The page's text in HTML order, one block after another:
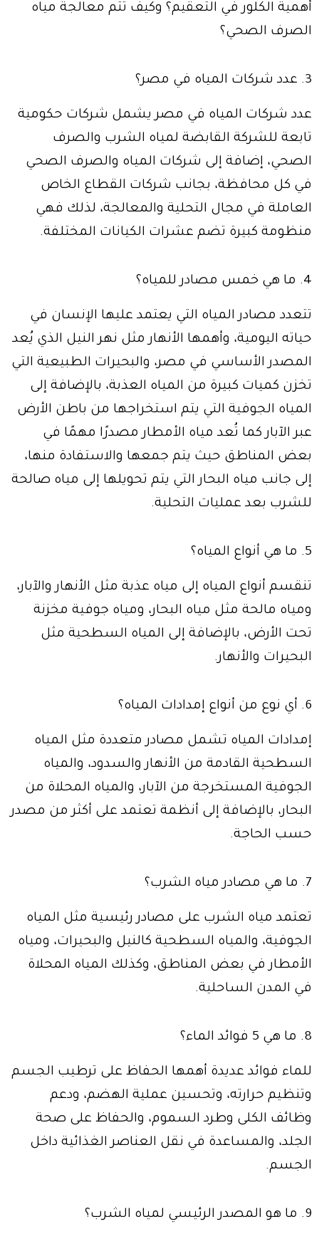
أهمية الكلور في التعقيم؟ وكيف تتم معالجة مياه
الصرف الصحي؟
3. عدد شركات المياه في مصر؟
عدد شركات المياه في مصر يشمل شركات حكومية
تابعة للشركة القابضة لمياه الشرب والصرف
الصحي، إضافة إلى شركات المياه والصرف الصحي
في كل محافظة، بجانب شركات القطاع الخاص
العاملة في مجال التحلية والمعالجة، لذلك فهي
منظومة كبيرة تضم عشرات الكيانات المختلفة.
4. ما هي خمس مصادر للمياه؟
تتعدد مصادر المياه التي يعتمد عليها الإنسان في
حياته اليومية، وأهمها الأنهار مثل نهر النيل الذي يُعد
المصدر الأساسي في مصر، والبحيرات الطبيعية التي
تخزن كميات كبيرة من المياه العذبة، بالإضافة إلى
المياه الجوفية التي يتم استخراجها من باطن الأرض
عبر الآبار كما تُعد مياه الأمطار مصدرًا مهمًا في
بعض المناطق حيث يتم جمعها والاستفادة منها،
إلى جانب مياه البحار التي يتم تحويلها إلى مياه صالحة
للشرب بعد عمليات التحلية.
5. ما هي أنواع المياه؟
تنقسم أنواع المياه إلى مياه عذبة مثل الأنهار والآبار،
ومياه مالحة مثل مياه البحار، ومياه جوفية مخزنة
تحت الأرض، بالإضافة إلى المياه السطحية مثل
البحيرات والأنهار.
6. أي نوع من أنواع إمدادات المياه؟
إمدادات المياه تشمل مصادر متعددة مثل المياه
السطحية القادمة من الأنهار والسدود، والمياه
الجوفية المستخرجة من الآبار، والمياه المحلاة من
البحار، بالإضافة إلى أنظمة تعتمد على أكثر من مصدر
حسب الحاجة.
7. ما هي مصادر مياه الشرب؟
تعتمد مياه الشرب على مصادر رئيسية مثل المياه
الجوفية، والمياه السطحية كالنيل والبحيرات، ومياه
الأمطار في بعض المناطق، وكذلك المياه المحلاة
في المدن الساحلية.
8. ما هي 5 فوائد الماء؟
للماء فوائد عديدة أهمها الحفاظ على ترطيب الجسم
وتنظيم حرارته، وتحسين عملية الهضم، ودعم
وظائف الكلى وطرد السموم، والحفاظ على صحة
الجلد، والمساعدة في نقل العناصر الغذائية داخل
الجسم.
9. ما هو المصدر الرئيسي لمياه الشرب؟